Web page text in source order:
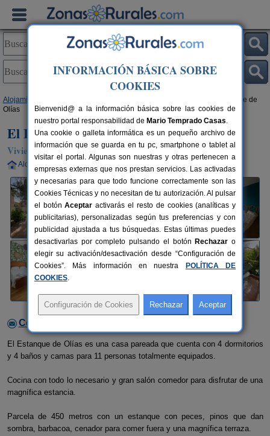
Alojamientos
> El Estanque de
Olías
El Estanque de Olías
Vivienda turística en Olías del Rey (Toledo)
Alquiler completo 12 km de Toledo
Contactar con el alojamiento
El Estanque de Olías es una casa pareada que cuenta con 4 dormitorios
y 4 baños y camas para 11 personas totalmente equipados.
Cocina con todo lo necesario y gran salón comedor para disfrutar de una
magnífica estancia.
Parcela de 450 metros con un estanque con peces, pinos que dan
sombra, barbacoa, cenador para comer fuera y una magnífica terraza.
INFORMACIÓN BÁSICA SOBRE
COOKIES
Bienvenid@ a la información básica sobre las cookies de
nuestro portal responsabilidad de Mario Temprado Casas.
Una cookie o galleta informática es un pequeño archivo de
información que se guarda en tu pc, smartphone o tablet al
visitar el portal. Algunas son nuestras y otras pertenecen a
empresas externas que nos prestan servicios. Las activadas
y necesarias para que todo funcione correctamente son las
Cookies Técnicas y no necesitan de tu autorización. Al pulsar
el botónAceptar activarás el resto de cookies (analíticas y
publicitarias), personalizadas según tus preferencias y con
publicidad ajustada a tus búsquedas. Estas últimas puedes
desactivarlas por completo pulsando el botón Rechazar o
elegir su activación/desactivación desde “Configuración de
Cookies”. Más información en nuestra
POLÍTICA DE
COOKIES.